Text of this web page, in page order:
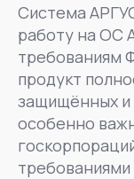
Система
работу на ОС
требованиям
продукт
защищённых и
особенно
требованиями